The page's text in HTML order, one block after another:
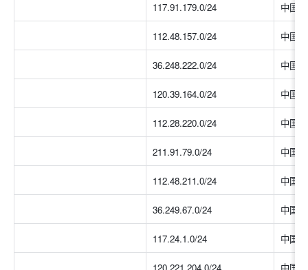
117.91.179.0/24 中国
112.48.157.0/24 中国
36.248.222.0/24 中国
120.39.164.0/24 中国
112.28.220.0/24 中国
211.91.79.0/24 中国
112.48.211.0/24 中国
36.249.67.0/24 中国
117.24.1.0/24 中国